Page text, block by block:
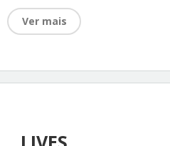
o racismo científico foi um
Ver mais